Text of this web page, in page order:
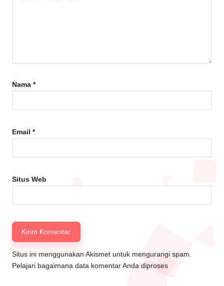
Nama *
Email *
Situs Web
Situs ini menggunakan Akismet untuk mengurangi spam.
Pelajari bagaimana data komentar Anda diproses